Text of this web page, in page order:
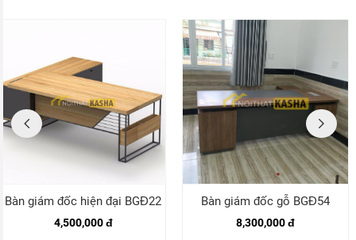
Bàn giám đốc hiện đại BGĐ22
4,500,000 đ
Bàn giám đốc gỗ BGĐ54
8,300,000 đ